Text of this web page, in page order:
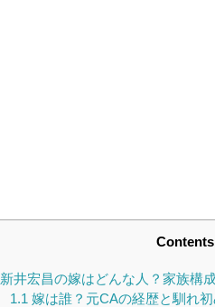
Contents
新井宏昌の嫁はどんな人？家族構
1.1 嫁は誰？元CAの経歴と馴れ初